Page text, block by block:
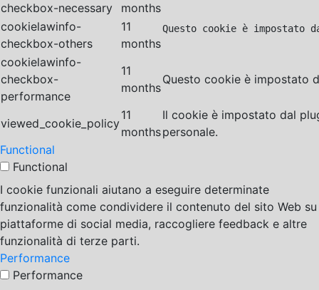
checkbox-necessary
months
cookielawinfo-
checkbox-others
11
months
Questo cookie è
cookielawinfo-
checkbox-
performance
11
months
Questo cookie è impostato
viewed_cookie_policy
11
months
Il cookie è impostato dal
personale.
Functional
Functional
I cookie funzionali aiutano a eseguire determinate
funzionalità come condividere il contenuto del sito Web su
piattaforme di social media, raccogliere feedback e altre
funzionalità di terze parti.
Performance
Performance